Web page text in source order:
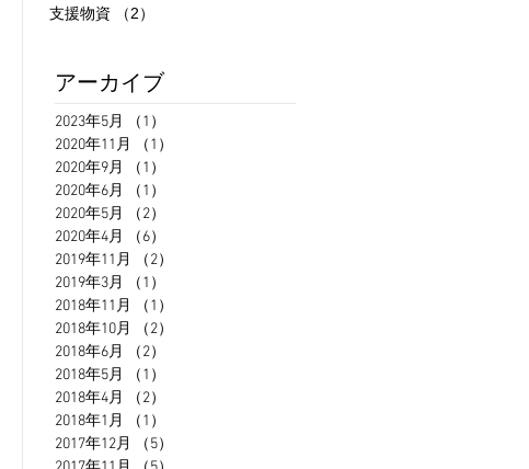
支援物資
（2）
アーカイブ
2023年5月 （1）
2020年11月
（1）
2020年9月
（1）
2020年6月
（1）
2020年5月
（2）
2020年4月
（6）
2019年11月
（2）
2019年3月
（1）
2018年11月
（1）
2018年10月
（2）
2018年6月
（2）
2018年5月
（1）
2018年4月
（2）
2018年1月
（1）
2017年12月
（5）